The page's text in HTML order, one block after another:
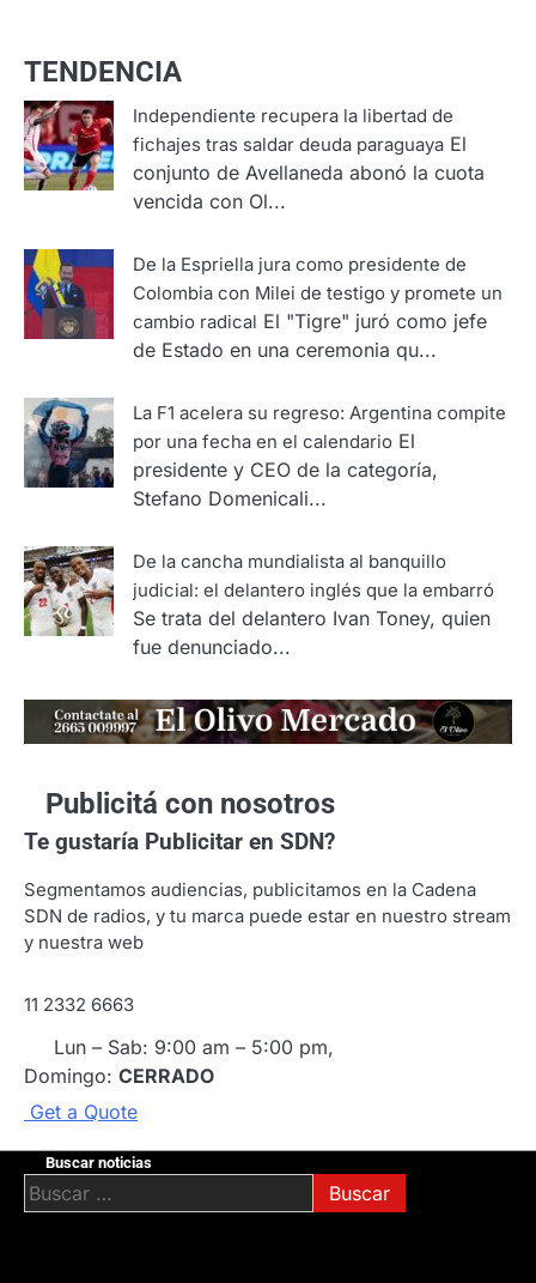
TENDENCIA
Independiente recupera la libertad de
fichajes tras saldar deuda paraguaya El
conjunto de Avellaneda abonó la cuota
vencida con Ol...
De la Espriella jura como presidente de
Colombia con Milei de testigo y promete un
cambio radical El "Tigre" juró como jefe
de Estado en una ceremonia qu...
La F1 acelera su regreso: Argentina compite
por una fecha en el calendario El
presidente y CEO de la categoría,
Stefano Domenicali...
De la cancha mundialista al banquillo
judicial: el delantero inglés que la embarró
Se trata del delantero Ivan Toney, quien
fue denunciado...
Publicitá con nosotros
Te gustaría Publicitar en SDN?
Segmentamos audiencias, publicitamos en la Cadena
SDN de radios, y tu marca puede estar en nuestro stream
y nuestra web
11 2332 6663
Lun – Sab: 9:00 am – 5:00 pm,
Domingo: CERRADO
Get a Quote
Buscar noticias
Buscar: